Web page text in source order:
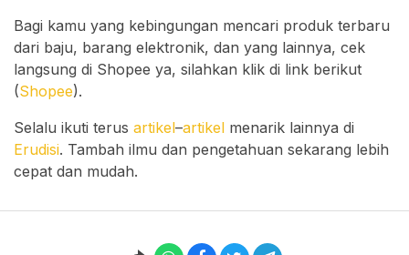
Bagi kamu yang kebingungan mencari produk terbaru
dari baju, barang elektronik, dan yang lainnya, cek
langsung di Shopee ya, silahkan klik di link berikut
(Shopee).
Selalu ikuti terus artikel–artikel menarik lainnya di
Erudisi. Tambah ilmu dan pengetahuan sekarang lebih
cepat dan mudah.